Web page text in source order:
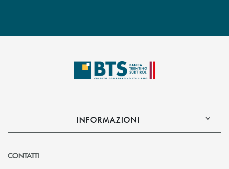
INFORMAZIONI
CONTATTI